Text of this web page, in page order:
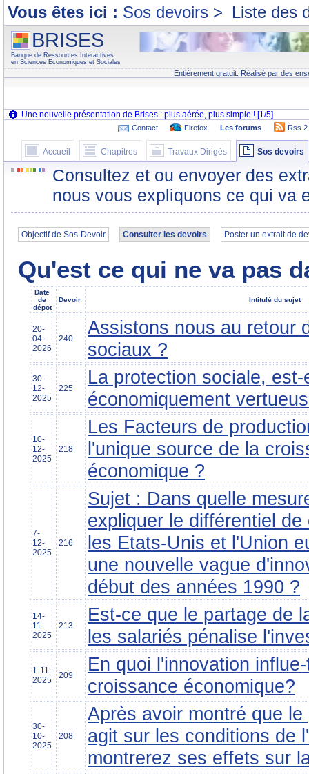
Vous êtes ici : Sos devoirs > Liste des
BRISES
Banque de Ressources Interactives
en Sciences Economiques et Sociales
Entièrement gratuit. Réalisé par des
Contact Firefox Les forums Rss
Accueil Chapitres Travaux Dirigés Sos devoirs
Consultez et ou envoyer des
nous vous expliquons ce qui va
Objectif de Sos-Devoir Consulter les devoirs Poster un extrait de
Qu'est ce qui ne va pas
Date
de
dépot
Devoir Intitulé du sujet
20-
04-
2026
240
Assistons nous au retour
sociaux ?
30-
12-
2025
225
La protection sociale, est-
économiquement
10-
12-
2025
218
Les Facteurs de
l'unique source de la
économique ?
7-
12-
2025
216
Sujet : Dans quelle
expliquer le différentiel
les Etats-Unis et l'Union
une nouvelle vague
début des années 1990 ?
14-
11-
2025
213
Est-ce que le partage de
les salariés pénalise
1-11-
2025
209
En quoi l'innovation
croissance économique?
30-
10-
2025
208
Après avoir montré que
agit sur les conditions de
montrerez ses effets sur